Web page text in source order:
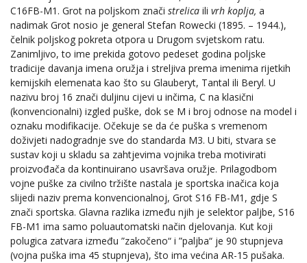
C16FB-M1. Grot na poljskom znači strelica ili vrh koplja, a
nadimak Grot nosio je general Stefan Rowecki (1895. – 1944.),
čelnik poljskog pokreta otpora u Drugom svjetskom ratu.
Zanimljivo, to ime prekida gotovo pedeset godina poljske
tradicije davanja imena oružja i streljiva prema imenima rijetkih
kemijskih elemenata kao što su Glauberyt, Tantal ili Beryl. U
nazivu broj 16 znači duljinu cijevi u inčima, C na klasični
(konvencionalni) izgled puške, dok se M i broj odnose na model i
oznaku modifikacije. Očekuje se da će puška s vremenom
doživjeti nadogradnje sve do standarda M3. U biti, stvara se
sustav koji u skladu sa zahtjevima vojnika treba motivirati
proizvođača da kontinuirano usavršava oružje. Prilagodbom
vojne puške za civilno tržište nastala je sportska inačica koja
slijedi naziv prema konvencionalnoj, Grot S16 FB-M1, gdje S
znači sportska. Glavna razlika između njih je selektor paljbe, S16
FB-M1 ima samo poluautomatski način djelovanja. Kut koji
polugica zatvara između ”zakočeno“ i ”paljba“ je 90 stupnjeva
(vojna puška ima 45 stupnjeva), što ima većina AR-15 pušaka.